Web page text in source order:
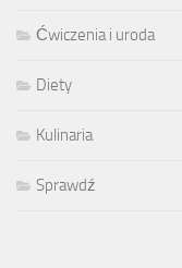
Ćwiczenia i uroda
Diety
Kulinaria
Sprawdź